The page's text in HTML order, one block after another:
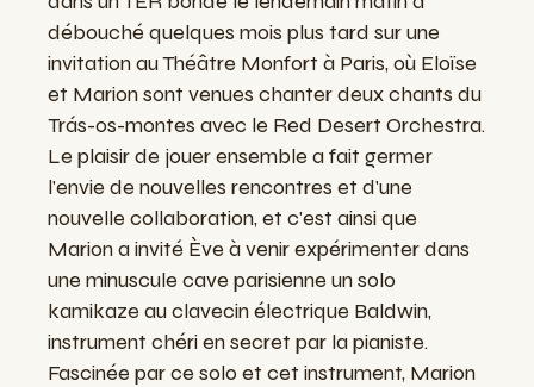
débouché quelques mois plus tard sur une
invitation au Théâtre Monfort à Paris, où Eloïse
et Marion sont venues chanter deux chants du
Trás-os-montes avec le Red Desert Orchestra.
Le plaisir de jouer ensemble a fait germer
l'envie de nouvelles rencontres et d'une
nouvelle collaboration, et c'est ainsi que
Marion a invité Ève à venir expérimenter dans
une minuscule cave parisienne un solo
kamikaze au clavecin électrique Baldwin,
instrument chéri en secret par la pianiste.
Fascinée par ce solo et cet instrument, Marion